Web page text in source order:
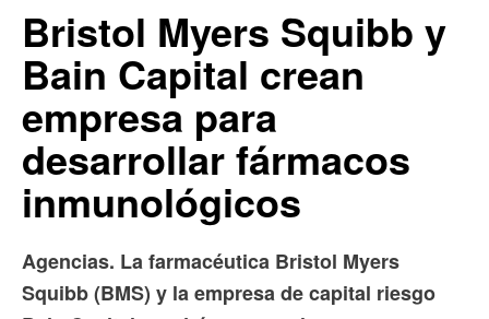
Bristol Myers Squibb y
Bain Capital crean
empresa para
desarrollar fármacos
inmunológicos
Agencias. La farmacéutica Bristol Myers
Squibb (BMS) y la empresa de capital riesgo